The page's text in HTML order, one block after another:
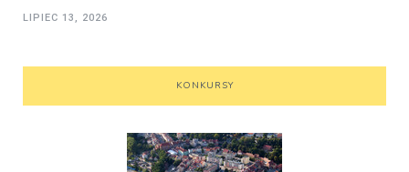
LIPIEC 13, 2026
KONKURSY